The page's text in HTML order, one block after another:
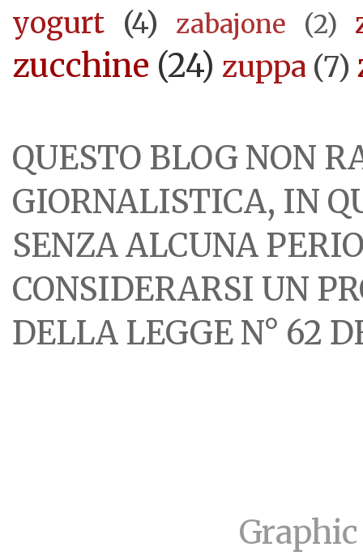
yogurt (4) zabajone (2)
zucchine (24) zuppa (7)
QUESTO BLOG NON
GIORNALISTICA, IN
SENZA ALCUNA
CONSIDERARSI UN
DELLA LEGGE N° 62